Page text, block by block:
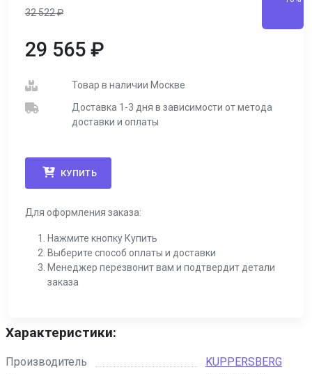
32 522₽
29 565 ₽
Товар в наличии Москве
Доставка 1-3 дня в зависимости от метода
доставки и оплаты
КУПИТЬ
Для оформления заказа:
Нажмите кнопку Купить
Выберите способ оплаты и доставки
Менеджер перезвонит вам и подтвердит детали
заказа
Характеристики:
Производитель
KUPPERSBERG